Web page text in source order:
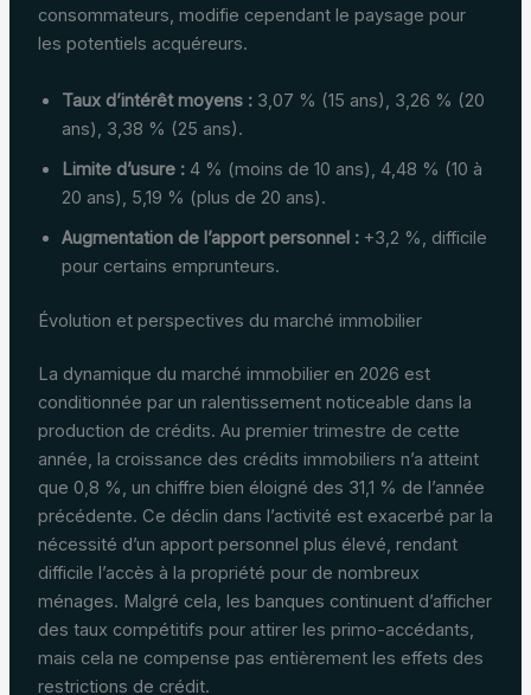
consommateurs, modifie cependant le paysage pour
les potentiels acquéreurs.
Taux d’intérêt moyens :3,07 % (15 ans), 3,26 % (20
ans), 3,38 % (25 ans).
Limite d’usure :4 % (moins de 10 ans), 4,48 % (10 à
20 ans), 5,19 % (plus de 20 ans).
Augmentation de l’apport personnel :+3,2 %, difficile
pour certains emprunteurs.
Évolution et perspectives du marché immobilier
La dynamique du marché immobilier en 2026 est
conditionnée par un ralentissement noticeable dans la
production de crédits. Au premier trimestre de cette
année, la croissance des crédits immobiliers n’a atteint
que 0,8 %, un chiffre bien éloigné des 31,1 % de l’année
précédente. Ce déclin dans l’activité est exacerbé par la
nécessité d’un apport personnel plus élevé, rendant
difficile l’accès à la propriété pour de nombreux
ménages. Malgré cela, les banques continuent d’afficher
des taux compétitifs pour attirer les primo-accédants,
mais cela ne compense pas entièrement les effets des
restrictions de crédit.